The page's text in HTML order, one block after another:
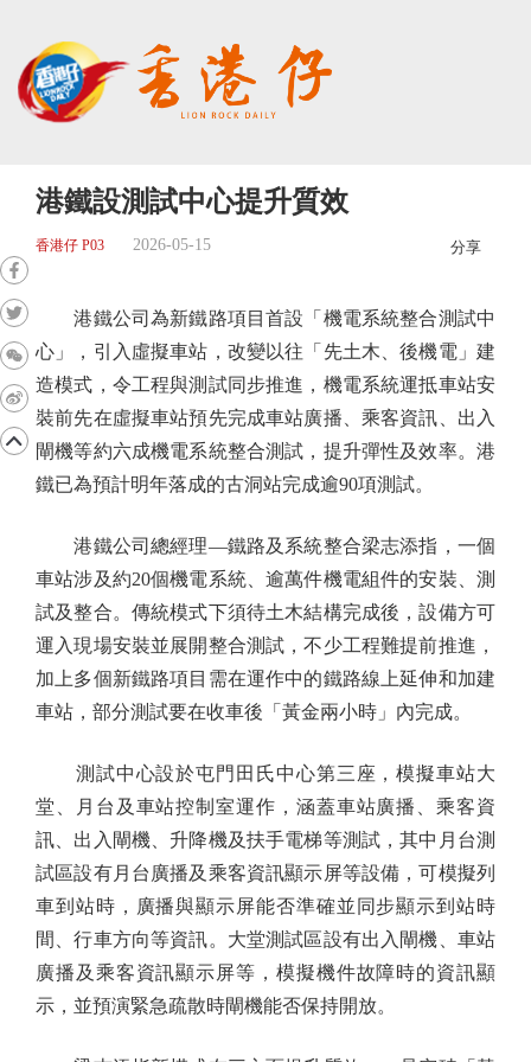
港鐵設測試中心提升質效
香港仔 P03 2026-05-15 分享
港鐵公司為新鐵路項目首設「機電系統整合測試中
心」，引入虛擬車站，改變以往「先土木、後機電」建
造模式，令工程與測試同步推進，機電系統運抵車站安
裝前先在虛擬車站預先完成車站廣播、乘客資訊、出入
閘機等約六成機電系統整合測試，提升彈性及效率。港
鐵已為預計明年落成的古洞站完成逾90項測試。
港鐵公司總經理—鐵路及系統整合梁志添指，一個
車站涉及約20個機電系統、逾萬件機電組件的安裝、測
試及整合。傳統模式下須待土木結構完成後，設備方可
運入現場安裝並展開整合測試，不少工程難提前推進，
加上多個新鐵路項目需在運作中的鐵路線上延伸和加建
車站，部分測試要在收車後「黃金兩小時」內完成。
測試中心設於屯門田氏中心第三座，模擬車站大
堂、月台及車站控制室運作，涵蓋車站廣播、乘客資
訊、出入閘機、升降機及扶手電梯等測試，其中月台測
試區設有月台廣播及乘客資訊顯示屏等設備，可模擬列
車到站時，廣播與顯示屏能否準確並同步顯示到站時
間、行車方向等資訊。大堂測試區設有出入閘機、車站
廣播及乘客資訊顯示屏等，模擬機件故障時的資訊顯
示，並預演緊急疏散時閘機能否保持開放。